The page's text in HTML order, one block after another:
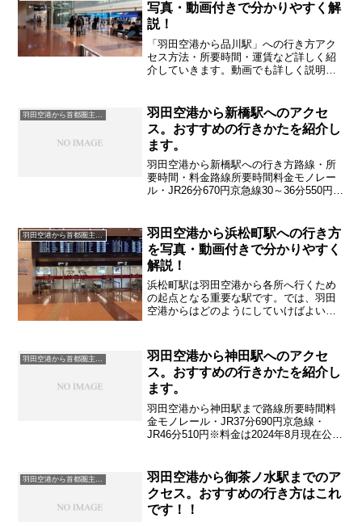
写真・動画付きで分かりやすく解
説！
「羽田空港から品川駅」への行き方アク
セス方法・所要時間・運賃など詳しく紹
介していきます。動画でも詳しく説明し
羽田空港から新橋駅へのアクセ
ス。おすすめの行きかたを紹介し
ます。
羽田空港から新橋駅への行き方路線・所
要時間・料金路線所要時間料金モノレー
ル・JR26分670円京急線30～36分550円※
羽田空港から首都圏主要駅
羽田空港から浜松町駅への行き方
を写真・動画付きで分かりやすく
解説！
浜松町駅は羽田空港から各所へ行くため
の起点となる重要な駅です。では、羽田
空港からはどのようにしていけばよいの
羽田空港から神田駅へのアクセ
ス。おすすめの行きかたを紹介し
ます。
羽田空港から神田駅まで路線所要時間料
金モノレール・JR37分690円京急線・
JR46分510円※料金は2024年8月現在公式
羽田空港から御茶ノ水駅までのア
クセス。おすすめの行き方はこれ
です！！